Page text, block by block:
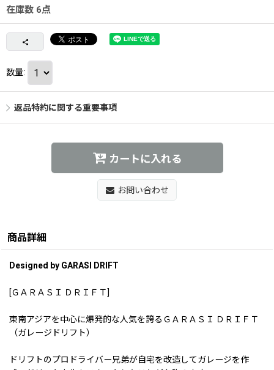
在庫数 6点
数量:
返品特約に関する重要事項
カートに入れる
お問い合わせ
商品詳細
Designed by GARASI DRIFT
[ＧＡＲＡＳＩ ＤＲＩＦＴ]
東南アジアを中心に爆発的な人気を誇るＧＡＲＡＳＩ ＤＲＩＦＴ
（ガレージドリフト）
ドリフトのプロドライバー兄弟が自宅を改造してガレージを作